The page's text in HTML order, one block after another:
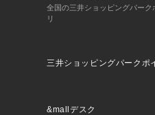
全国の三井ショッピングパー
リ
三井ショッピングパークポ
&mallデスク